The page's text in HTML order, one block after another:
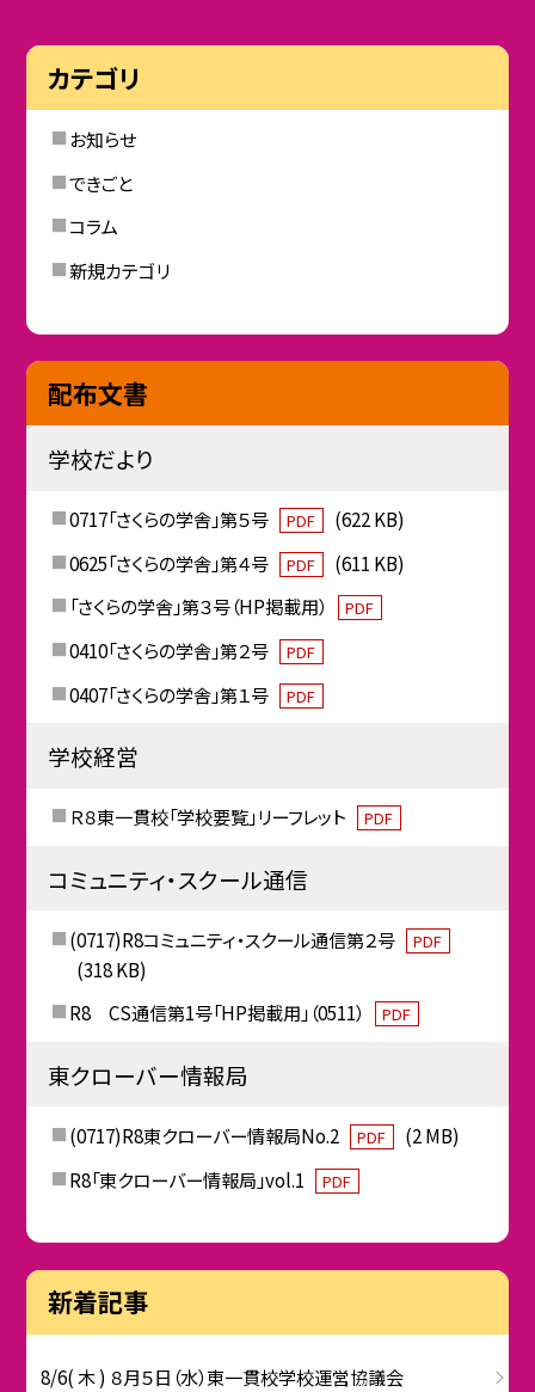
カテゴリ
お知らせ
できごと
コラム
新規カテゴリ
配布文書
学校だより
0717「さくらの学舎」第５号 PDF
(622 KB)
0625「さくらの学舎」第４号
PDF
(611 KB)
「さくらの学舎」第３号（HP掲載用）
PDF
0410「さくらの学舎」第２号 PDF
0407「さくらの学舎」第１号 PDF
学校経営
Ｒ８東一貫校「学校要覧」リーフレット PDF
コミュニティ・スクール通信
(0717)R8コミュニティ・スクール通信第２号 PDF
(318 KB)
R8 CS通信第1号「HP掲載用」（0511）
PDF
東クローバー情報局
(0717)R8東クローバー情報局No.2 PDF
(2 MB)
R8「東クローバー情報局」vol.1
PDF
新着記事
8/6( 木 ) ８月５日（水）東一貫校学校運営協議会